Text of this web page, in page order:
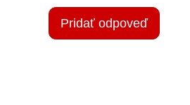
Pridať odpoveď